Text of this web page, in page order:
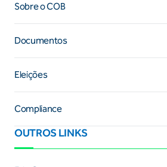
Sobre o COB
Documentos
Eleições
Compliance
OUTROS LINKS